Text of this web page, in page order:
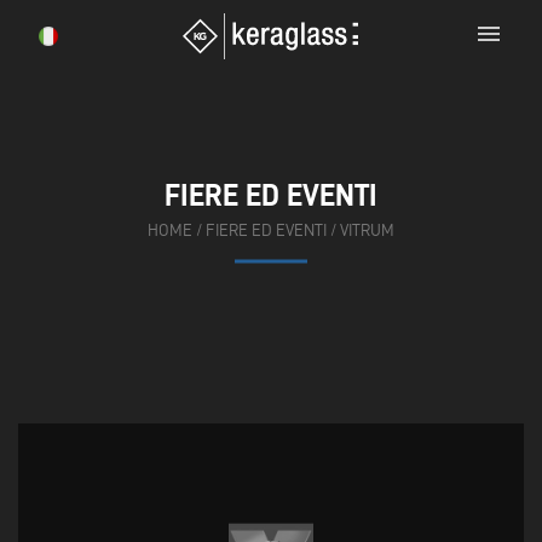
menu
FIERE ED EVENTI
HOME / FIERE ED EVENTI / VITRUM